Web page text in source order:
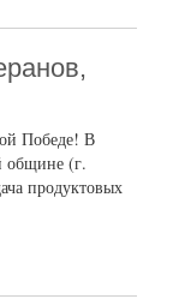
Победе! В
общине (г.
продуктовых